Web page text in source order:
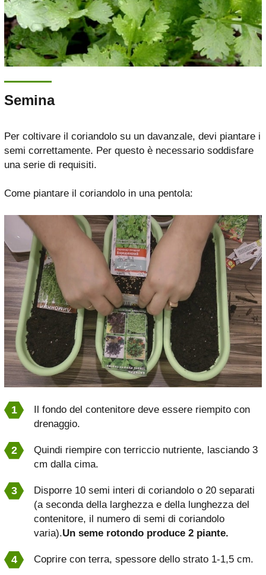
Semina
Per coltivare il coriandolo su un davanzale, devi piantare i
semi correttamente. Per questo è necessario soddisfare
una serie di requisiti.
Come piantare il coriandolo in una pentola:
Il fondo del contenitore deve essere riempito con
drenaggio.
Quindi riempire con terriccio nutriente, lasciando 3
cm dalla cima.
Disporre 10 semi interi di coriandolo o 20 separati
(a seconda della larghezza e della lunghezza del
contenitore, il numero di semi di coriandolo
varia).Un seme rotondo produce 2 piante.
Coprire con terra, spessore dello strato 1-1,5 cm.